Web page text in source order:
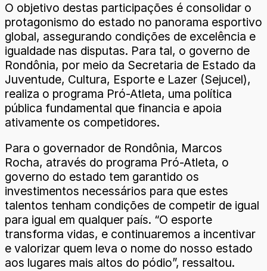
O objetivo destas participações é consolidar o
protagonismo do estado no panorama esportivo
global, assegurando condições de excelência e
igualdade nas disputas. Para tal, o governo de
Rondônia, por meio da Secretaria de Estado da
Juventude, Cultura, Esporte e Lazer (Sejucel),
realiza o programa Pró-Atleta, uma política
pública fundamental que financia e apoia
ativamente os competidores.
Para o governador de Rondônia, Marcos
Rocha, através do programa Pró-Atleta, o
governo do estado tem garantido os
investimentos necessários para que estes
talentos tenham condições de competir de igual
para igual em qualquer país. “O esporte
transforma vidas, e continuaremos a incentivar
e valorizar quem leva o nome do nosso estado
aos lugares mais altos do pódio”, ressaltou.